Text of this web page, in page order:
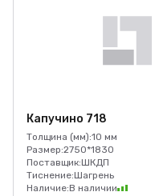
Капучино 718
Толщина (мм):10 мм
Размер:2750*1830
Поставщик:ШКДП
Тиснение:Шагрень
Наличие:В наличии